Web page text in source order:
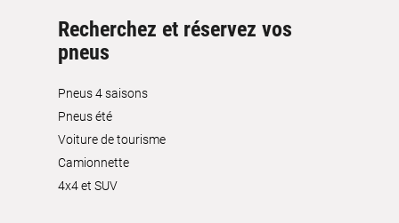
Recherchez et réservez vos
pneus
Pneus 4 saisons
Pneus été
Voiture de tourisme
Camionnette
4x4 et SUV